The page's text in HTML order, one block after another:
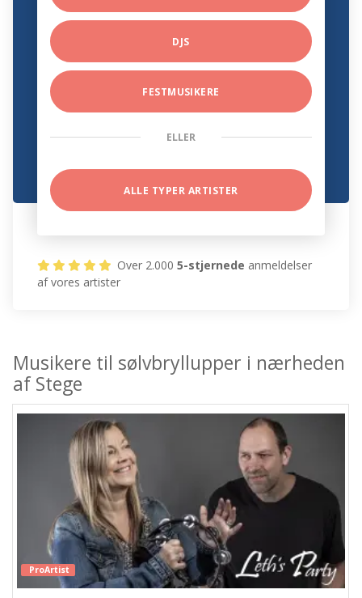
DJS
FESTMUSIKERE
ELLER
ALLE TYPER ARTISTER
Over 2.0005-stjernede anmeldelser
af vores artister
Musikere til sølvbryllupper i nærheden
af Stege
ProArtist